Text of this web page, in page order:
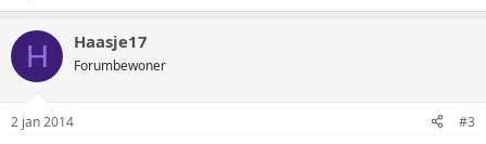
H Haasje17
Forumbewoner
2 jan 2014 #3